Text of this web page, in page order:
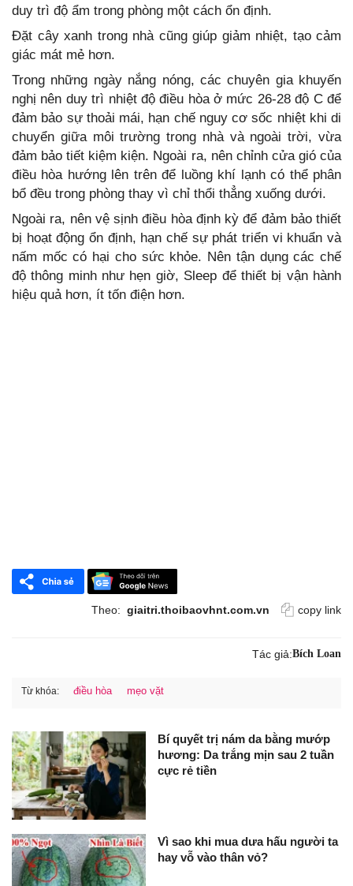
duy trì độ ẩm trong phòng một cách ổn định.
Đặt cây xanh trong nhà cũng giúp giảm nhiệt, tạo cảm
giác mát mẻ hơn.
Trong những ngày nắng nóng, các chuyên gia khuyến
nghị nên duy trì nhiệt độ điều hòa ở mức 26-28 độ C để
đảm bảo sự thoải mái, hạn chế nguy cơ sốc nhiệt khi di
chuyển giữa môi trường trong nhà và ngoài trời, vừa
đảm bảo tiết kiệm kiện. Ngoài ra, nên chỉnh cửa gió của
điều hòa hướng lên trên để luồng khí lạnh có thể phân
bổ đều trong phòng thay vì chỉ thổi thẳng xuống dưới.
Ngoài ra, nên vệ sịnh điều hòa định kỳ để đảm bảo thiết
bị hoạt động ổn định, hạn chế sự phát triển vi khuẩn và
nấm mốc có hại cho sức khỏe. Nên tận dụng các chế
độ thông minh như hẹn giờ, Sleep để thiết bị vận hành
hiệu quả hơn, ít tốn điện hơn.
Theo: giaitri.thoibaovhnt.com.vn copy link
Tác giả:Bích Loan
Từ khóa: điều hòa mẹo vặt
Bí quyết trị nám da bằng mướp
hương: Da trắng mịn sau 2 tuần
cực rẻ tiền
Vì sao khi mua dưa hấu người ta
hay vỗ vào thân vỏ?